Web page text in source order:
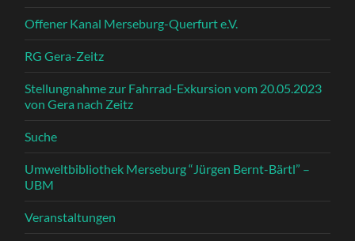
Offener Kanal Merseburg-Querfurt e.V.
RG Gera-Zeitz
Stellungnahme zur Fahrrad-Exkursion vom 20.05.2023
von Gera nach Zeitz
Suche
Umweltbibliothek Merseburg “Jürgen Bernt-Bärtl” –
UBM
Veranstaltungen